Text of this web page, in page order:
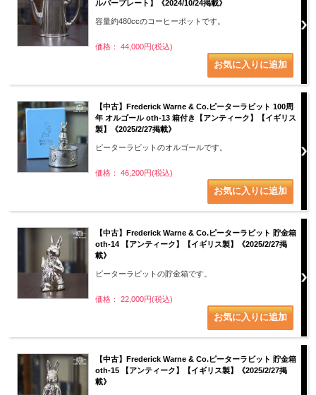
ルバープレート】《2024/10/24掲載》
容量約480ccのコーヒーポットです。
価格： 44,000円(税込)
【中古】Frederick Warne & Co.ピーターラビット 100周
年 オルゴール oth-13 箱付き【アンティーク】【イギリス
製】《2025/2/27掲載》
ピーターラビットのオルゴールです。
価格： 46,200円(税込)
【中古】Frederick Warne & Co.ピーターラビット 貯金箱
oth-14 【アンティーク】【イギリス製】《2025/2/27掲
載》
ピーターラビットの貯金箱です。
価格： 22,000円(税込)
【中古】Frederick Warne & Co.ピーターラビット 貯金箱
oth-15 【アンティーク】【イギリス製】《2025/2/27掲
載》